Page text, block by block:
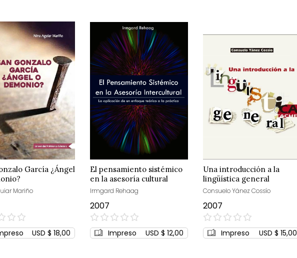
García ¿Ángel
Mariño
USD $ 18,00
El pensamiento sistémico
en la asesoría cultural
Irmgard Rehaag
2007
0%
Impreso USD $ 12,00
Una introducción a la
lingüística general
Consuelo Yánez Cossío
2007
0%
Impreso USD $ 15,00